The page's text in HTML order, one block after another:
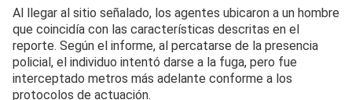
Al llegar al sitio señalado, los agentes ubicaron a un hombre
que coincidía con las características descritas en el
reporte. Según el informe, al percatarse de la presencia
policial, el individuo intentó darse a la fuga, pero fue
interceptado metros más adelante conforme a los
protocolos de actuación.